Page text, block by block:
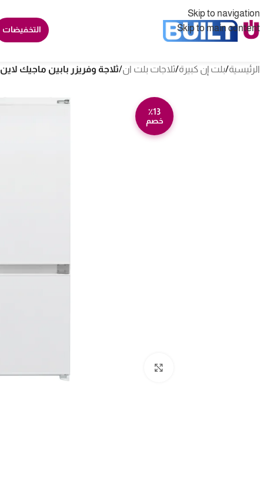
Skip to navigation
Skip to main content
التخفيضات
الرئيسية/بلت إن كبيرة/ثلاجات بلت ان/ثلاجة وفريزر بابين ماجيك لاين 9 قدم بلت ان – أبيض M2761
٪13
خصم